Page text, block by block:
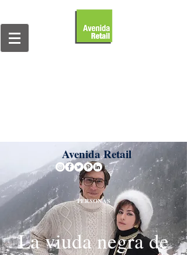
Avenida Retail
PERSONAS
La viuda negra de